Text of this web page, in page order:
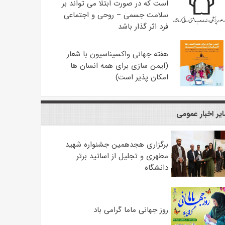
است که در صورت ابتلا می تواند بر
سلامت جسمی – روحی و اجتماعی
فرد اثر گذار باشد
هفته جهانی واکسیناسیون با شعار
(ایمن سازی برای همه انسان ها
امکان پذیر است)
اخبار عمومی
برگزاری هجدهمین جشنواره شهید
مطهری و تجلیل از اساتید برتر
دانشگاه
روز جهانی ماما گرامی باد